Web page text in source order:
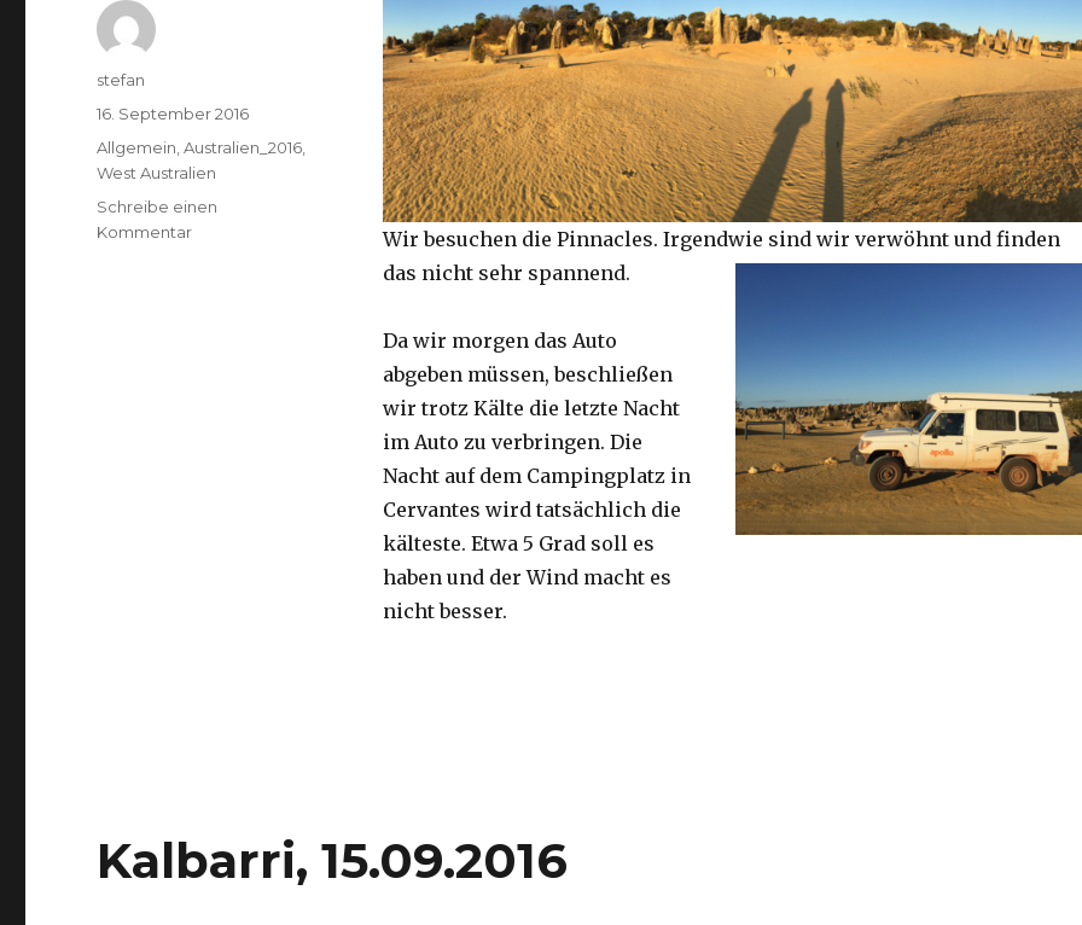
Wir besuchen die Pinnacles. Irgendwie sind wir verwöhnt und finden
das nicht sehr spannend.
Da wir morgen das Auto
abgeben müssen, beschließen
wir trotz Kälte die letzte Nacht
im Auto zu verbringen. Die
Nacht auf dem Campingplatz in
Cervantes wird tatsächlich die
kälteste. Etwa 5 Grad soll es
haben und der Wind macht es
nicht besser.
Autor
stefan
Veröffentlicht
am
16. September 2016
Kategorien
Allgemein,Australien_2016,
West Australien
Schreibe einen
Kommentarzu
Kalbarri, 15.09.2016